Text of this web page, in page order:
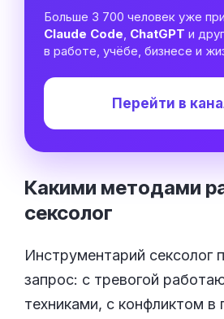
Больше 3 700 человек уже
Claude Code ChatGPT и
в работе, учёбе, бизнесе и
Перейти в
Какими методами
сексолог
Инструментарий сексолог
запрос: с тревогой
техниками, с конфликтом в